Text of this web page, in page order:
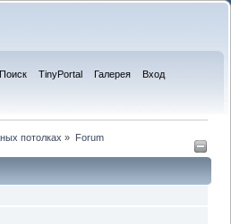
Поиск TinyPortal Галерея Вход
потолках » Forum